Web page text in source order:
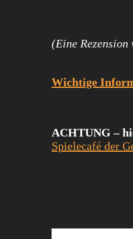
(Eine Rezension
Wichtige
ACHTUNG –
Spielecafé der